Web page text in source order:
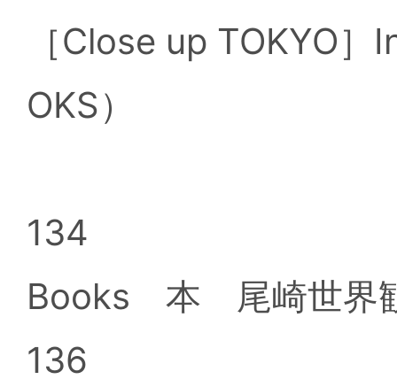
［Close up TOKYO
OKS）
134
Books 本 尾崎世界
136